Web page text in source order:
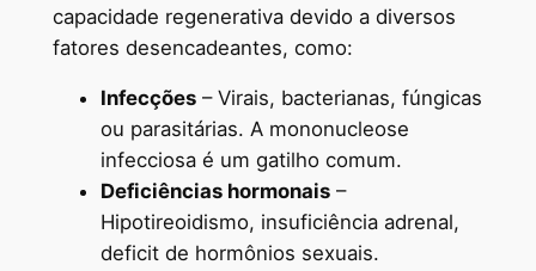
capacidade regenerativa devido a diversos
fatores desencadeantes, como:
Infecções– Virais, bacterianas, fúngicas
ou parasitárias. A mononucleose
infecciosa é um gatilho comum.
Deficiências hormonais–
Hipotireoidismo, insuficiência adrenal,
deficit de hormônios sexuais.